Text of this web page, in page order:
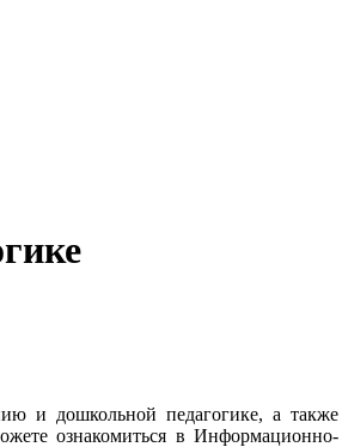
и дошкольной педагогике, а также
ознакомиться в Информационно-